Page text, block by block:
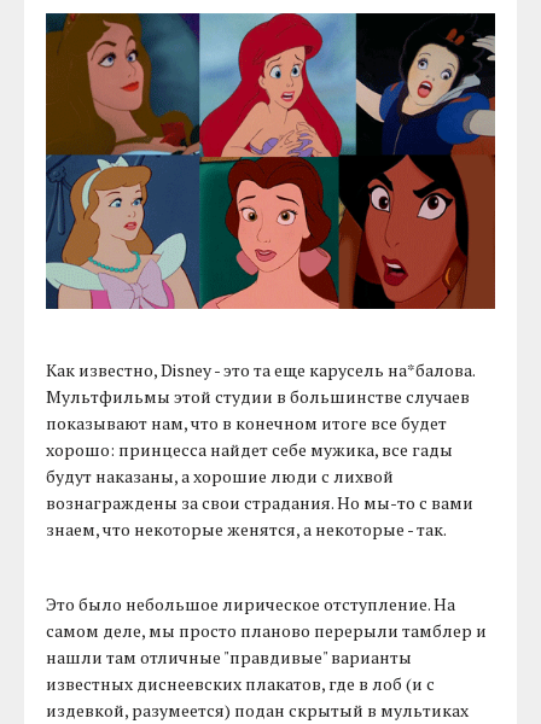
Как известно, Disney - это та еще карусель на*балова.
Мультфильмы этой студии в большинстве случаев
показывают нам, что в конечном итоге все будет
хорошо: принцесса найдет себе мужика, все гады
будут наказаны, а хорошие люди с лихвой
вознаграждены за свои страдания. Но мы-то с вами
знаем, что некоторые женятся, а некоторые - так.
Это было небольшое лирическое отступление. На
самом деле, мы просто планово перерыли тамблер и
нашли там отличные "правдивые" варианты
известных диснеевских плакатов, где в лоб (и с
издевкой, разумеется) подан скрытый в мультиках